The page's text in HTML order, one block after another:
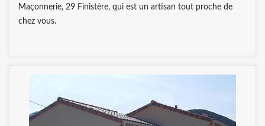
Maçonnerie, 29 Finistère, qui est un artisan tout proche de
chez vous.